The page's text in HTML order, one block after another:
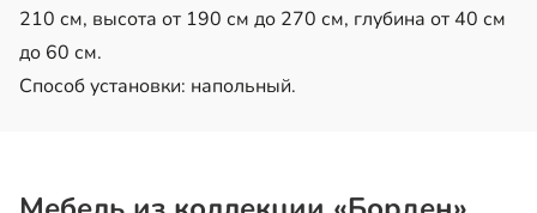
210 см, высота от 190 см до 270 см, глубина от 40 см
до 60 см.
Способ установки: напольный.